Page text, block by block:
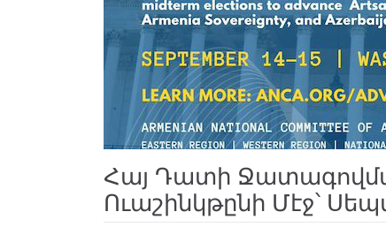
Հայ Դատի
Ուաշինկթընի Մէջ՝